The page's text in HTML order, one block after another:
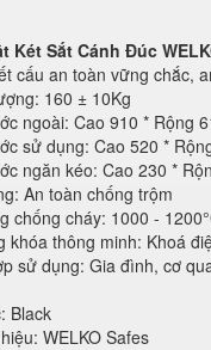
Két Sắt Cánh Đúc
cấu an toàn vững chắc,
160 ± 10Kg
ngoài: Cao 910 * Rộng
sử dụng: Cao 520 *
ngăn kéo: Cao 230 *
An toàn chống trộm
chống cháy: 1000 -
khóa thông minh: Khoá
sử dụng: Gia đình, cơ
Black
WELKO Safes